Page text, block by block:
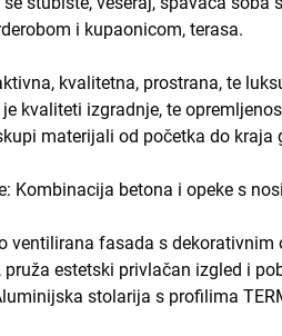
i kupaonicom, terasa.
kvalitetna, prostrana, te
kvaliteti izgradnje, te
materijali od početka do kraja
Kombinacija betona i opeke s
ventilirana fasada s
pruža estetski privlačan izgled i
stolarija s profilima